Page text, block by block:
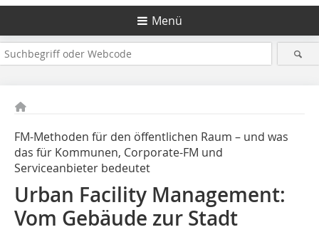
Menü
FM-Methoden für den öffentlichen Raum – und was
das für ­Kommunen, Corporate-FM und
Serviceanbieter bedeutet
Urban Facility Management:
Vom Gebäude zur Stadt